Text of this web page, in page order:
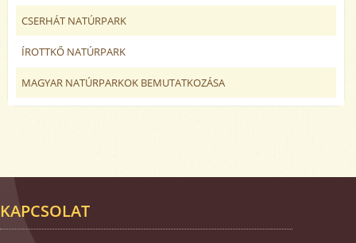
CSERHÁT NATÚRPARK
ÍROTTKŐ NATÚRPARK
MAGYAR NATÚRPARKOK BEMUTATKOZÁSA
KAPCSOLAT